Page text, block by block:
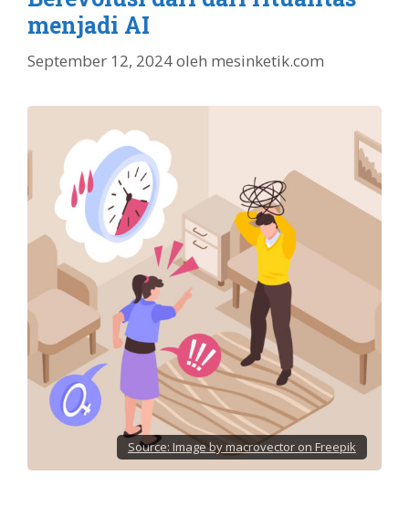
menjadi AI
September 12, 2024oleh mesinketik.com
Source: Image by macrovector on Freepik